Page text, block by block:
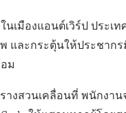
นเมืองแอนต์เวิร์ป ประเ
และกระตุ้นให้ประชาก
ม
างสวนเคลื่อนที่ พนักงา